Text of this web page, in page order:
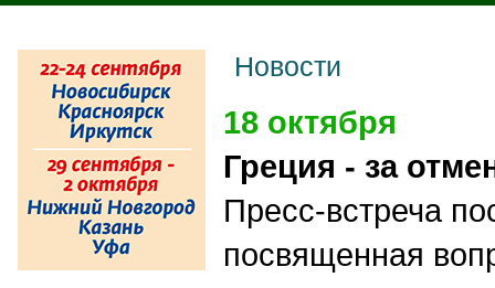
Новости
18 октября
Греция - за
Пресс-встреча
посвященная